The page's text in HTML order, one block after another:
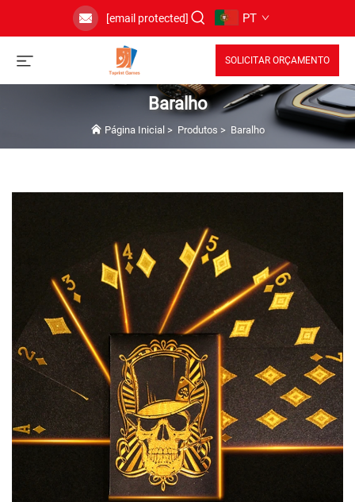
[email protected] PT
SOLICITAR ORÇAMENTO
Baralho
Página Inicial > Produtos > Baralho